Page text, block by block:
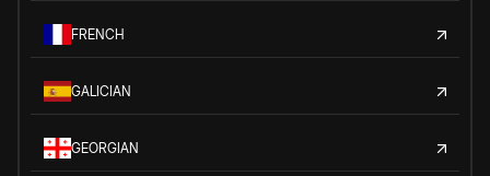
FRENCH
GALICIAN
GEORGIAN